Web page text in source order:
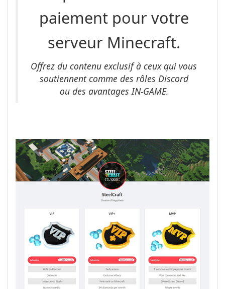
paiement pour votre
serveur Minecraft.
Offrez du contenu exclusif à ceux qui vous
soutiennent comme des rôles Discord
ou des avantages IN-GAME.